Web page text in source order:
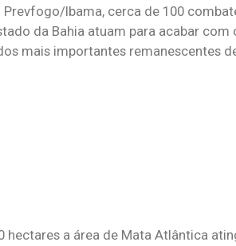
Ibama, cerca de 100
da Bahia atuam para acabar
mais importantes remanescentes
a área de Mata Atlântica